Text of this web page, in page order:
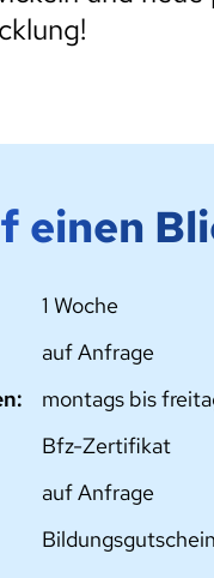
einen
1 Woche
auf Anfrage
montags bis
Bfz-Zertifikat
auf Anfrage